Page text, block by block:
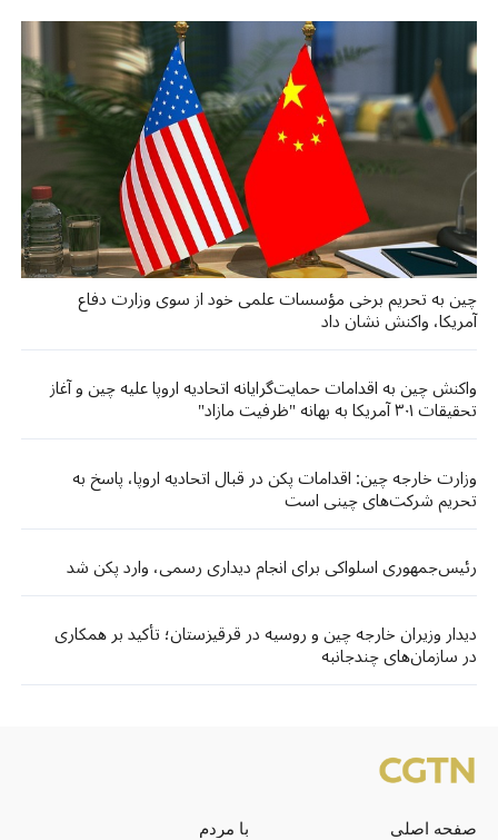
چین به تحریم برخی مؤسسات علمی خود از سوی وزارت دفاع
آمریکا، واکنش نشان داد
واکنش چین به اقدامات حمایت‌گرایانه اتحادیه اروپا علیه چین و آغاز
تحقیقات ۳۰۱ آمریکا به بهانه "ظرفیت مازاد"
وزارت خارجه چین: اقدامات پکن در قبال اتحادیه اروپا، پاسخ به
تحریم شرکت‌های چینی است
رئیس‌جمهوری اسلواکی برای انجام دیداری رسمی، وارد پکن شد
دیدار وزیران خارجه چین و روسیه در قرقیزستان؛ تأکید بر همکاری
در سازمان‌های چندجانبه
صفحه اصلی
با مردم